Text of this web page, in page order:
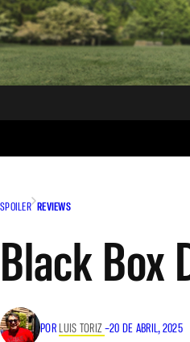
SPOILER REVIEWS
Black Box
POR LUIS TORIZ –20 DE ABRIL, 2025